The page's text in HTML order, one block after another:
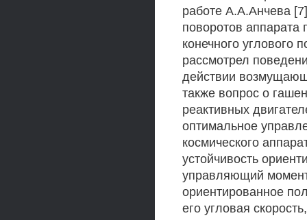
работе А.А.Анчева
поворотов аппарата
конечного углового
рассмотрел
действии
также вопрос о
реактивных
оптимальное
космического
устойчивость
управляющий
ориентированное
его угловая